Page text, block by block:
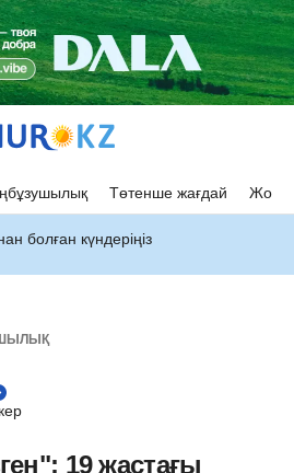
Төтенше жағдай Жол
болған күндеріңіз
19 жастағы